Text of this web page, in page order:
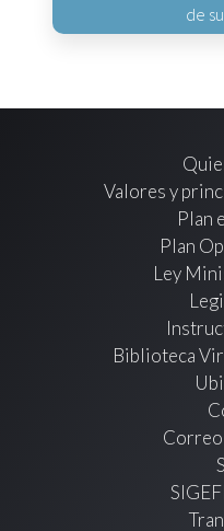
de
Valores y
Plan
Plan
Ley
Biblioteca